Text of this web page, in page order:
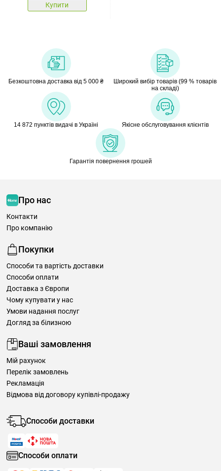
Купити
Безкоштовна доставка від 5 000 ₴
Широкий вибір товарів (99 % товарів
на складі)
14 872 пунктів видачі в Україні Якісне обслуговування клієнтів
Гарантія повернення грошей
Про нас
Контакти
Про компанію
Покупки
Способи та вартість доставки
Способи оплати
Доставка з Європи
Чому купувати у нас
Умови надання послуг
Догляд за білизною
Ваші замовлення
Мій рахунок
Перелік замовлень
Рекламація
Відмова від договору купівлі-продажу
Способи доставки
Способи оплати